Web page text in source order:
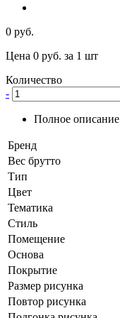
0 руб.
Цена 0 руб. за 1 шт
Количество
-
Полное описание
Бренд
Вес брутто
Тип
Цвет
Тематика
Стиль
Помещение
Основа
Покрытие
Размер рисунка
Повтор рисунка